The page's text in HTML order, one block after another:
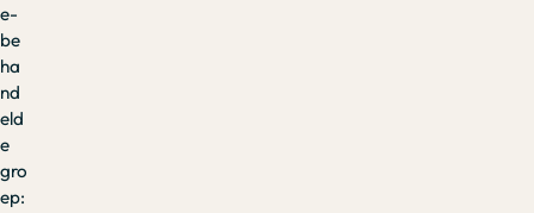
e-
be
ha
nd
eld
e
gro
ep: